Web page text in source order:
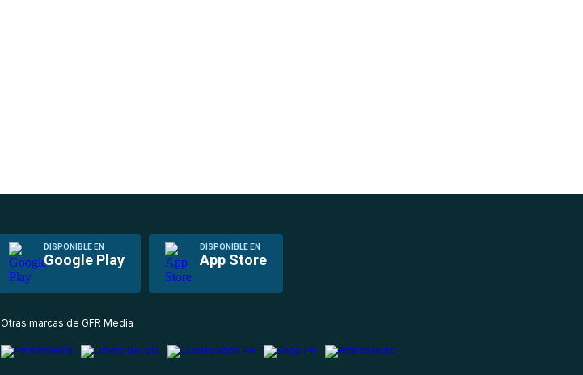
DISPONIBLE EN
Google Play
DISPONIBLE EN
App Store
Otras marcas de GFR Media